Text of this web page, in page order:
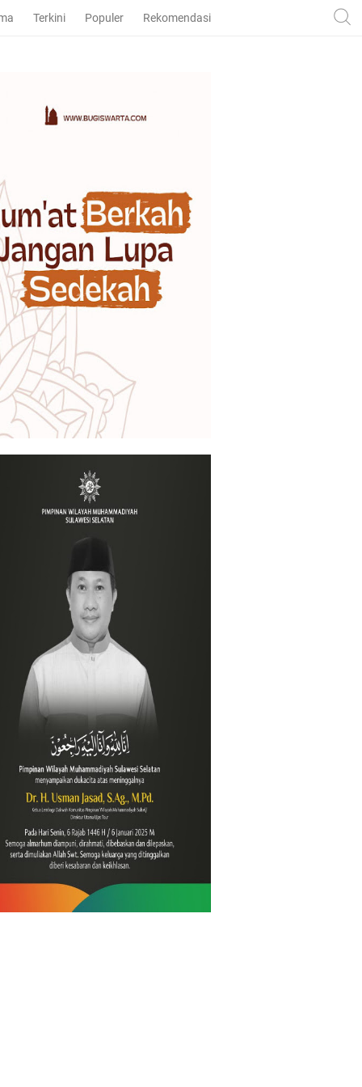
Terkini Populer Rekomendasi